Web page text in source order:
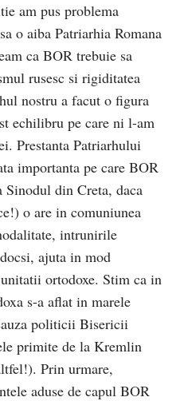
am pus problema
o aiba Patriarhia Romana
ca BOR trebuie sa
rusesc si rigiditatea
nostru a facut o figura
echilibru pe care ni l-am
Prestanta Patriarhului
importanta pe care BOR
Sinodul din Creta, daca
o are in comuniunea
intrunirile
ajuta in mod
ortodoxe. Stim ca in
s-a aflat in marele
politicii Bisericii
primite de la Kremlin
Prin urmare,
aduse de capul BOR